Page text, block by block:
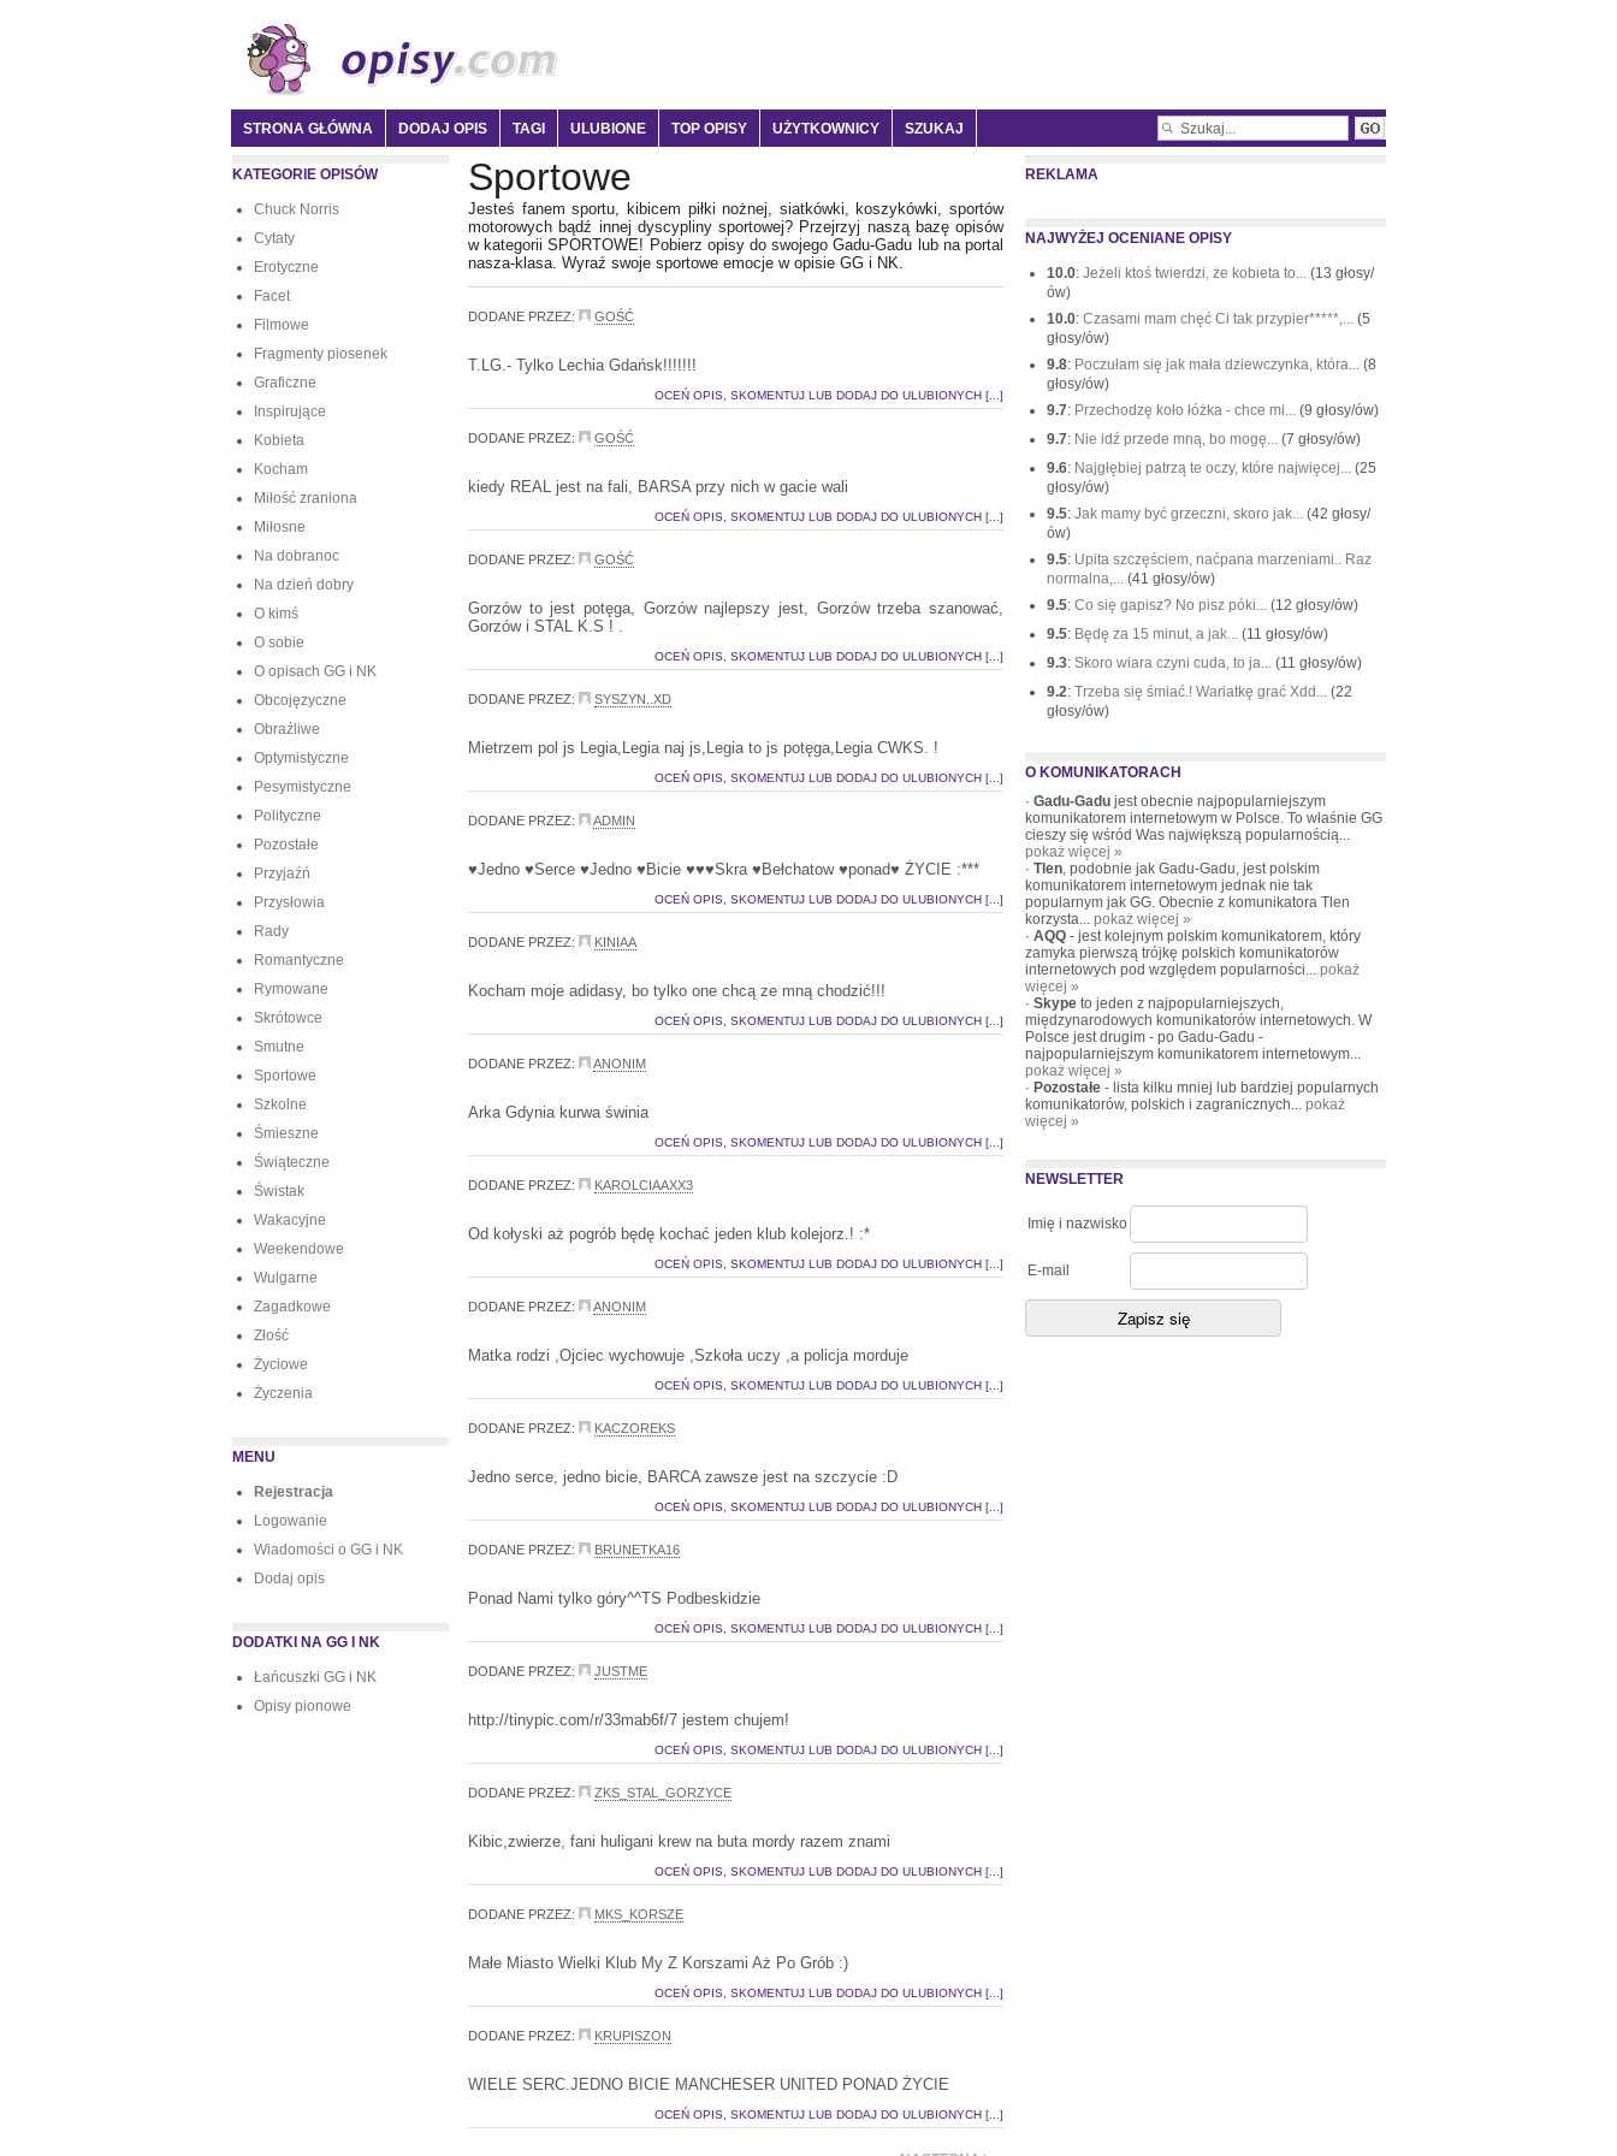
STRONA GŁÓWNA DODAJ OPIS TAGI ULUBIONE TOP OPISY UŻYTKOWNICY SZUKAJ
KATEGORIE OPISÓW
Chuck Norris
Cytaty
Erotyczne
Facet
Filmowe
Fragmenty piosenek
Graficzne
Inspirujące
Kobieta
Kocham
Miłość zraniona
Miłosne
Na dobranoc
Na dzień dobry
O kimś
O sobie
O opisach GG i NK
Obcojęzyczne
Obraźliwe
Optymistyczne
Pesymistyczne
Polityczne
Pozostałe
Przyjaźń
Przysłowia
Rady
Romantyczne
Rymowane
Skrótowce
Smutne
Sportowe
Szkolne
Śmieszne
Świąteczne
Świstak
Wakacyjne
Weekendowe
Wulgarne
Zagadkowe
Złość
Życiowe
Życzenia
MENU
Rejestracja
Logowanie
Wiadomości o GG i NK
Dodaj opis
DODATKI NA GG I NK
Łańcuszki GG i NK
Opisy pionowe
Sportowe
Jesteś fanem sportu, kibicem piłki nożnej, siatkówki, koszykówki, sportów
motorowych bądź innej dyscypliny sportowej? Przejrzyj naszą bazę opisów
w kategorii SPORTOWE! Pobierz opisy do swojego Gadu-Gadu lub na portal
nasza-klasa. Wyraź swoje sportowe emocje w opisie GG i NK.
DODANE PRZEZ: GOŚĆ
T.LG.- Tylko Lechia Gdańsk!!!!!!!
OCEŃ OPIS, SKOMENTUJ LUB DODAJ DO ULUBIONYCH [...]
DODANE PRZEZ: GOŚĆ
kiedy REAL jest na fali, BARSA przy nich w gacie wali
OCEŃ OPIS, SKOMENTUJ LUB DODAJ DO ULUBIONYCH [...]
DODANE PRZEZ: GOŚĆ
Gorzów to jest potęga, Gorzów najlepszy jest, Gorzów trzeba szanować,
Gorzów i STAL K.S ! .
OCEŃ OPIS, SKOMENTUJ LUB DODAJ DO ULUBIONYCH [...]
DODANE PRZEZ: SYSZYN..XD
Mietrzem pol js Legia,Legia naj js,Legia to js potęga,Legia CWKS. !
OCEŃ OPIS, SKOMENTUJ LUB DODAJ DO ULUBIONYCH [...]
DODANE PRZEZ: ADMIN
♥Jedno ♥Serce ♥Jedno ♥Bicie ♥♥♥Skra ♥Bełchatow ♥ponad♥ ŻYCIE :***
OCEŃ OPIS, SKOMENTUJ LUB DODAJ DO ULUBIONYCH [...]
DODANE PRZEZ: KINIAA
Kocham moje adidasy, bo tylko one chcą ze mną chodzić!!!
OCEŃ OPIS, SKOMENTUJ LUB DODAJ DO ULUBIONYCH [...]
DODANE PRZEZ: ANONIM
Arka Gdynia kurwa świnia
OCEŃ OPIS, SKOMENTUJ LUB DODAJ DO ULUBIONYCH [...]
DODANE PRZEZ: KAROLCIAAXX3
Od kołyski aż pogrób będę kochać jeden klub kolejorz.! :*
OCEŃ OPIS, SKOMENTUJ LUB DODAJ DO ULUBIONYCH [...]
DODANE PRZEZ: ANONIM
Matka rodzi ,Ojciec wychowuje ,Szkoła uczy ,a policja morduje
OCEŃ OPIS, SKOMENTUJ LUB DODAJ DO ULUBIONYCH [...]
DODANE PRZEZ: KACZOREKS
Jedno serce, jedno bicie, BARCA zawsze jest na szczycie :D
OCEŃ OPIS, SKOMENTUJ LUB DODAJ DO ULUBIONYCH [...]
DODANE PRZEZ: BRUNETKA16
Ponad Nami tylko góry^^TS Podbeskidzie
OCEŃ OPIS, SKOMENTUJ LUB DODAJ DO ULUBIONYCH [...]
DODANE PRZEZ: JUSTME
http://tinypic.com/r/33mab6f/7 jestem chujem!
OCEŃ OPIS, SKOMENTUJ LUB DODAJ DO ULUBIONYCH [...]
DODANE PRZEZ: ZKS_STAL_GORZYCE
Kibic,zwierze, fani huligani krew na buta mordy razem znami
OCEŃ OPIS, SKOMENTUJ LUB DODAJ DO ULUBIONYCH [...]
DODANE PRZEZ: MKS_KORSZE
Małe Miasto Wielki Klub My Z Korszami Aż Po Grób :)
OCEŃ OPIS, SKOMENTUJ LUB DODAJ DO ULUBIONYCH [...]
DODANE PRZEZ: KRUPISZON
WIELE SERC.JEDNO BICIE MANCHESER UNITED PONAD ŻYCIE
OCEŃ OPIS, SKOMENTUJ LUB DODAJ DO ULUBIONYCH [...]
REKLAMA
NAJWYŻEJ OCENIANE OPISY
10.0: Jeżeli ktoś twierdzi, że kobieta to... (13 głosy/
ów)
10.0: Czasami mam chęć Ci tak przypier*****,... (5
głosy/ów)
9.8: Poczułam się jak mała dziewczynka, która... (8
głosy/ów)
9.7: Przechodzę koło łóżka - chce mi... (9 głosy/ów)
9.7: Nie idź przede mną, bo mogę... (7 głosy/ów)
9.6: Najgłębiej patrzą te oczy, które najwięcej... (25
głosy/ów)
9.5: Jak mamy być grzeczni, skoro jak... (42 głosy/
ów)
9.5: Upita szczęściem, naćpana marzeniami.. Raz
normalna,... (41 głosy/ów)
9.5: Co się gapisz? No pisz póki... (12 głosy/ów)
9.5: Będę za 15 minut, a jak... (11 głosy/ów)
9.3: Skoro wiara czyni cuda, to ja... (11 głosy/ów)
9.2: Trzeba się śmiać.! Wariatkę grać Xdd... (22
głosy/ów)
O KOMUNIKATORACH
· Gadu-Gadu jest obecnie najpopularniejszym
komunikatorem internetowym w Polsce. To właśnie GG
cieszy się wśród Was największą popularnością...
pokaż więcej »
· Tlen, podobnie jak Gadu-Gadu, jest polskim
komunikatorem internetowym jednak nie tak
popularnym jak GG. Obecnie z komunikatora Tlen
korzysta... pokaż więcej »
· AQQ - jest kolejnym polskim komunikatorem, który
zamyka pierwszą trójkę polskich komunikatorów
internetowych pod względem popularności... pokaż
więcej »
· Skype to jeden z najpopularniejszych,
międzynarodowych komunikatorów internetowych. W
Polsce jest drugim - po Gadu-Gadu -
najpopularniejszym komunikatorem internetowym...
pokaż więcej »
· Pozostałe - lista kilku mniej lub bardziej popularnych
komunikatorów, polskich i zagranicznych... pokaż
więcej »
NEWSLETTER
Imię i nazwisko
E-mail